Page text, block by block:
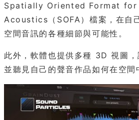
Spatially Oriented Format for
Acoustics（SOFA）檔案，在自
空間音訊的各種細節與可能性。
此外，軟體也提供多種 3D 視圖
並聽見自己的聲音作品如何在空間